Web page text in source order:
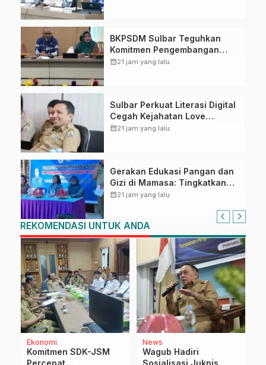
BKPSDM Sulbar Teguhkan
Komitmen Pengembangan
Kompetensi ASN melalui
calendar_month21 jam yang lalu
Sulbar Perkuat Literasi Digital
Cegah Kejahatan Love
Scamming
calendar_month21 jam yang lalu
Gerakan Edukasi Pangan dan
Gizi di Mamasa: Tingkatkan
Pengetahuan dan
calendar_month21 jam yang lalu
REKOMENDASI UNTUK ANDA
Ekonomi
Komitmen SDK-JSM
Percepat
News
Wagub Hadiri
Sosialisasi Juknis